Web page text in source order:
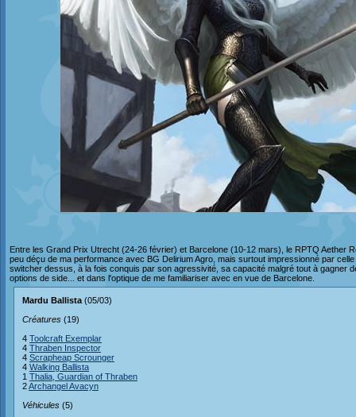
Entre les Grand Prix Utrecht (24-26 février) et Barcelone (10-12 mars), le RPTQ Aether
peu déçu de ma performance avec BG Delirium Agro, mais surtout impressionné par
switcher dessus, à la fois conquis par son agressivité, sa capacité malgré tout à gagner
options de side... et dans l'optique de me familiariser avec en vue de Barcelone.
Mardu Ballista (05/03)
Créatures (19)
4 Toolcraft Exemplar
4 Thraben Inspector
4 Scrapheap Scrounger
4 Walking Ballista
1 Thalia, Guardian of Thraben
2Archangel Avacyn
Véhicules (5)